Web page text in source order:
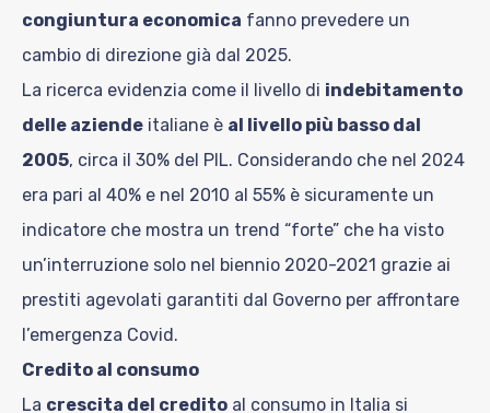
congiuntura economica fanno prevedere un
cambio di direzione già dal 2025.
La ricerca evidenzia come il livello di indebitamento
delle aziende italiane è al livello più basso dal
2005, circa il 30% del PIL. Considerando che nel 2024
era pari al 40% e nel 2010 al 55% è sicuramente un
indicatore che mostra un trend “forte” che ha visto
un’interruzione solo nel biennio 2020-2021 grazie ai
prestiti agevolati garantiti dal Governo per affrontare
l’emergenza Covid.
Credito al consumo
La crescita del credito al consumo in Italia si